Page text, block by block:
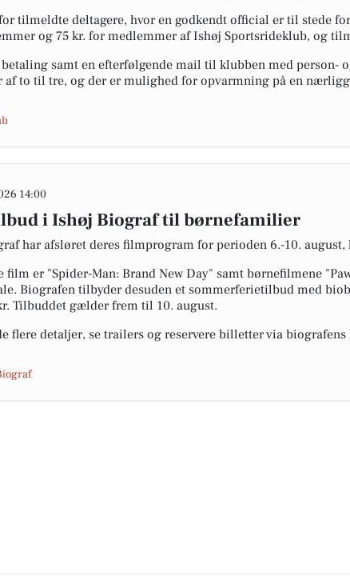
tilmeldte deltagere, hvor en godkendt official er til stede
og 75 kr. for medlemmer af Ishøj Sportsrideklub, og
samt en efterfølgende mail til klubben med person-
af to til tre, og der er mulighed for opvarmning på en
14:00
i Ishøj Biograf til børnefamilier
har afsløret deres filmprogram for perioden 6.-10.
film er "Spider-Man: Brand New Day" samt børnefilmene
Biografen tilbyder desuden et sommerferietilbud med
Tilbuddet gælder frem til 10. august.
flere detaljer, se trailers og reservere billetter via biografens